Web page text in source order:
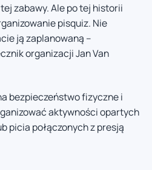
zabawy. Ale po tej historii
pisquiz. Nie
ją zaplanowaną –
organizacji Jan Van
bezpieczeństwo fizyczne i
aktywności opartych
picia połączonych z presją